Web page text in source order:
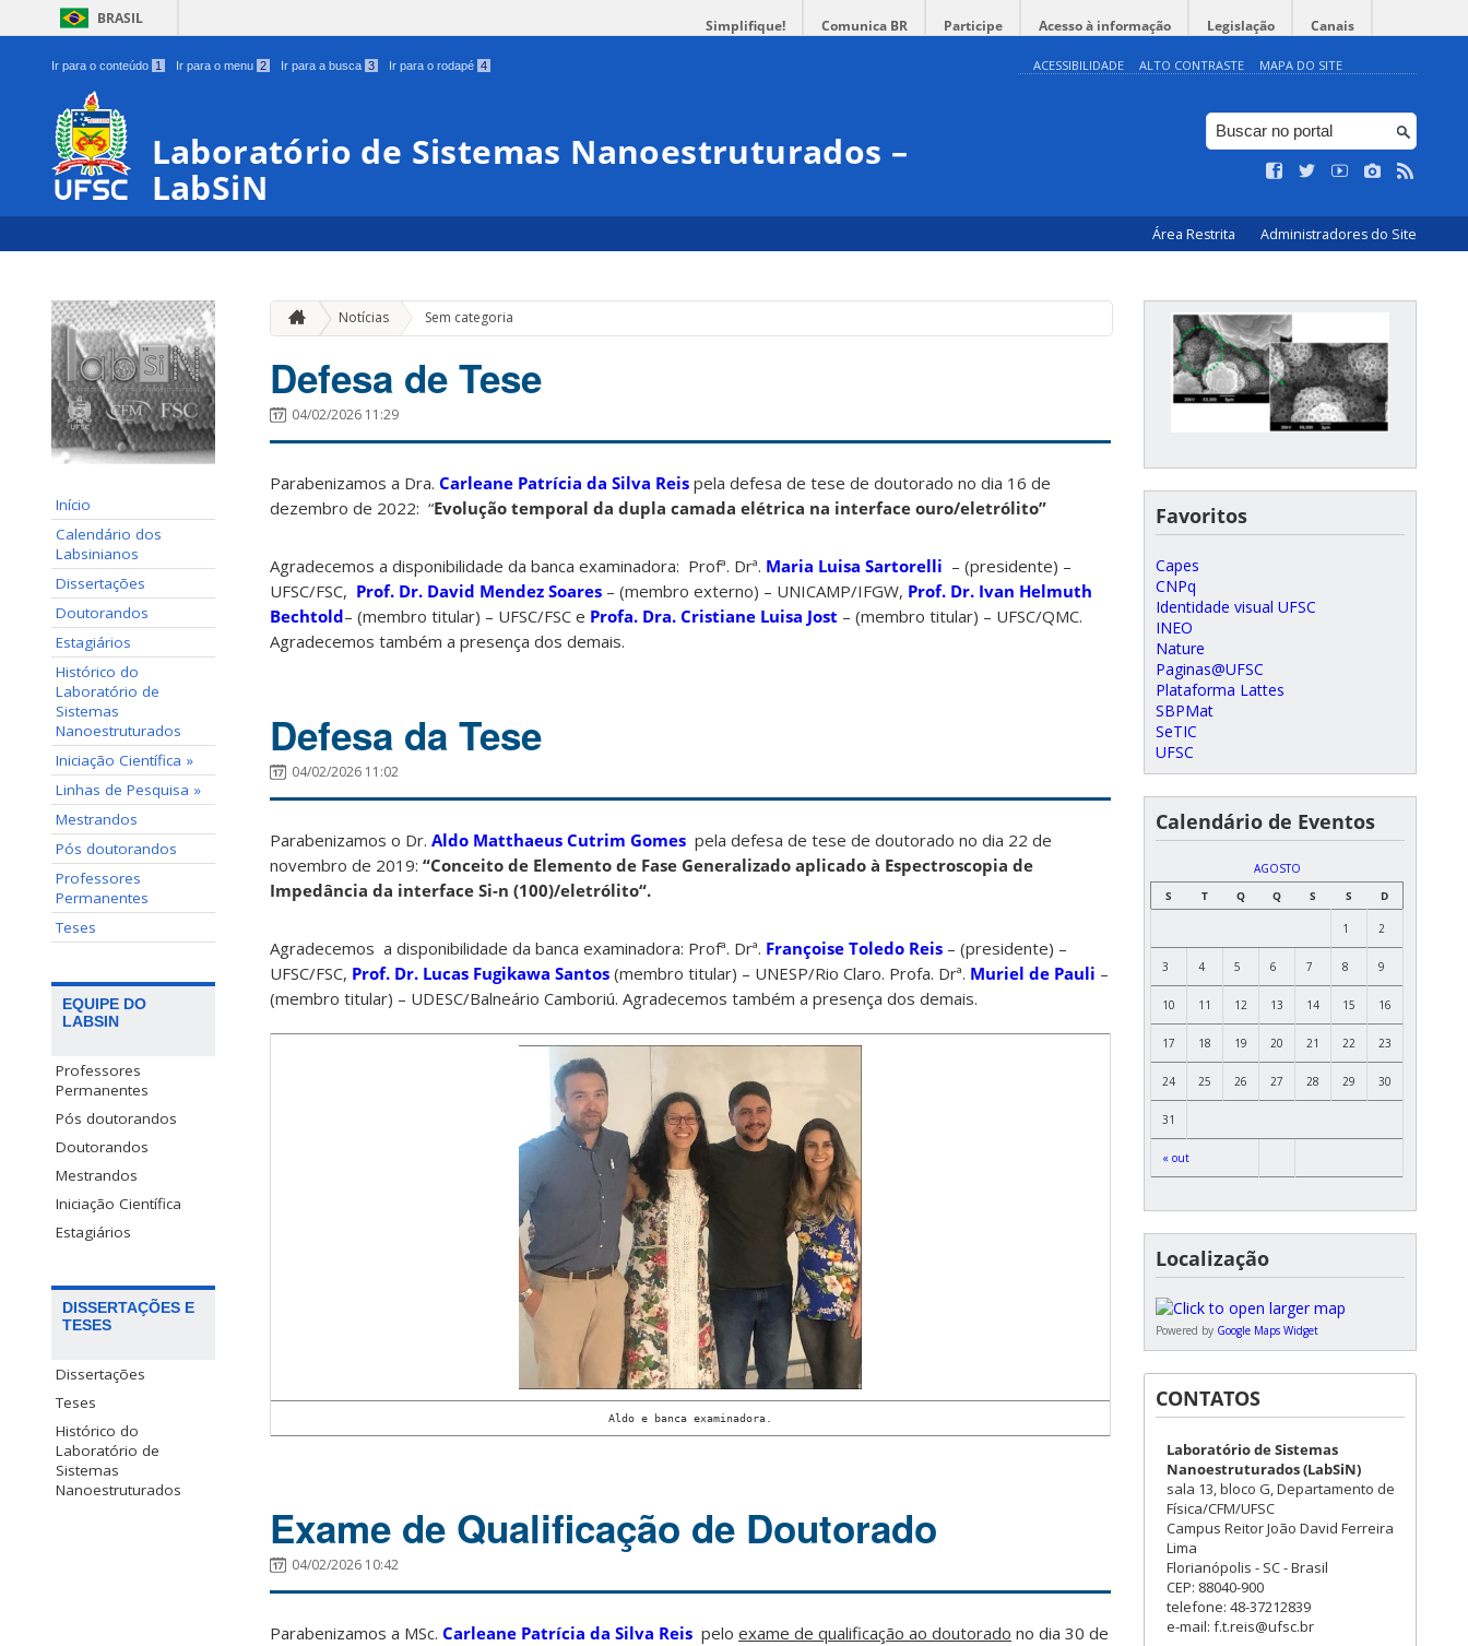
BRASIL Simplifique! Comunica BR Participe Acesso à informação Legislação Canais
Ir para o conteúdo 1 Ir para o menu 2 Ir para a busca 3 Ir para o rodapé 4 ACESSIBILIDADE ALTO CONTRASTE MAPA DO SITE
Laboratório de Sistemas Nanoestruturados –
LabSiN
Área Restrita Administradores do Site
Início
Calendário dos
Labsinianos
Dissertações
Doutorandos
Estagiários
Histórico do
Laboratório de
Sistemas
Nanoestruturados
Iniciação Científica »
Linhas de Pesquisa »
Mestrandos
Pós doutorandos
Professores
Permanentes
Teses
EQUIPE DO
LABSIN
Professores
Permanentes
Pós doutorandos
Doutorandos
Mestrandos
Iniciação Científica
Estagiários
DISSERTAÇÕES E
TESES
Dissertações
Teses
Histórico do
Laboratório de
Sistemas
Nanoestruturados
Notícias Sem categoria
Defesa de Tese
04/02/2026 11:29
Parabenizamos a Dra. Carleane Patrícia da Silva Reis pela defesa de tese de doutorado no dia 16 de
dezembro de 2022: “Evolução temporal da dupla camada elétrica na interface ouro/eletrólito”
Agradecemos a disponibilidade da banca examinadora: Profª. Drª. Maria Luisa Sartorelli – (presidente) –
UFSC/FSC, Prof. Dr. David Mendez Soares – (membro externo) – UNICAMP/IFGW, Prof. Dr. Ivan Helmuth
Bechtold– (membro titular) – UFSC/FSC e Profa. Dra. Cristiane Luisa Jost – (membro titular) – UFSC/QMC.
Agradecemos também a presença dos demais.
Defesa da Tese
04/02/2026 11:02
Parabenizamos o Dr. Aldo Matthaeus Cutrim Gomes pela defesa de tese de doutorado no dia 22 de
novembro de 2019: “Conceito de Elemento de Fase Generalizado aplicado à Espectroscopia de
Impedância da interface Si-n (100)/eletrólito“.
Agradecemos a disponibilidade da banca examinadora: Profª. Drª. Françoise Toledo Reis – (presidente) –
UFSC/FSC, Prof. Dr. Lucas Fugikawa Santos (membro titular) – UNESP/Rio Claro. Profa. Drª. Muriel de Pauli –
(membro titular) – UDESC/Balneário Camboriú. Agradecemos também a presença dos demais.
Aldo e banca examinadora.
Exame de Qualificação de Doutorado
04/02/2026 10:42
Parabenizamos a MSc. Carleane Patrícia da Silva Reis pelo exame de qualificação ao doutorado no dia 30 de
Favoritos
Capes
CNPq
Identidade visual UFSC
INEO
Nature
Paginas@UFSC
Plataforma Lattes
SBPMat
SeTIC
UFSC
Calendário de Eventos
AGOSTO
S
T Q Q S S D
« out
1 2
3 4 5 6 7 8 9
10 11 12 13 14 15 16
17 18 19 20 21 22 23
24 25 26 27 28 29 30
31
Localização
Powered by Google Maps Widget
CONTATOS
Laboratório de Sistemas
Nanoestruturados (LabSiN)
sala 13, bloco G, Departamento de
Física/CFM/UFSC
Campus Reitor João David Ferreira
Lima
Florianópolis - SC - Brasil
CEP: 88040-900
telefone: 48-37212839
e-mail: f.t.reis@ufsc.br